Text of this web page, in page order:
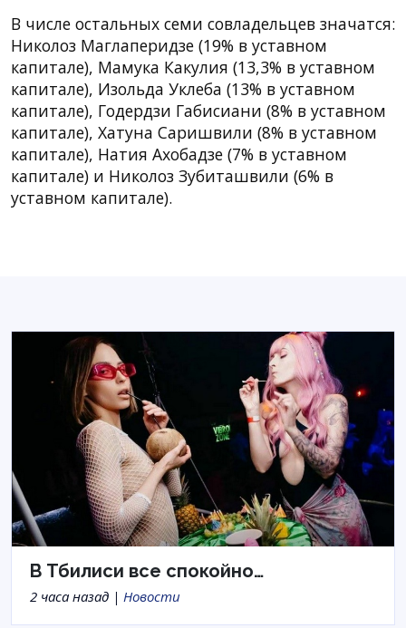
В числе остальных семи совладельцев значатся:
Николоз Маглаперидзе (19% в уставном
капитале), Мамука Какулия (13,3% в уставном
капитале), Изольда Уклеба (13% в уставном
капитале), Годердзи Габисиани (8% в уставном
капитале), Хатуна Саришвили (8% в уставном
капитале), Натия Ахобадзе (7% в уставном
капитале) и Николоз Зубиташвили (6% в
уставном капитале).
В Тбилиси все спокойно…
2 часа назад | Новости